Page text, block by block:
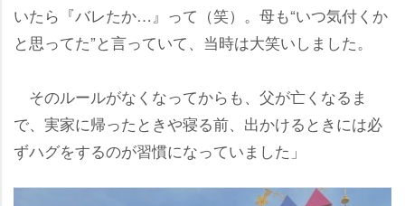
いたら『バレたか…』って（笑）。母も“いつ気付くか
と思ってた”と言っていて、当時は大笑いしました。
そのルールがなくなってからも、父が亡くなるま
で、実家に帰ったときや寝る前、出かけるときには必
ずハグをするのが習慣になっていました」